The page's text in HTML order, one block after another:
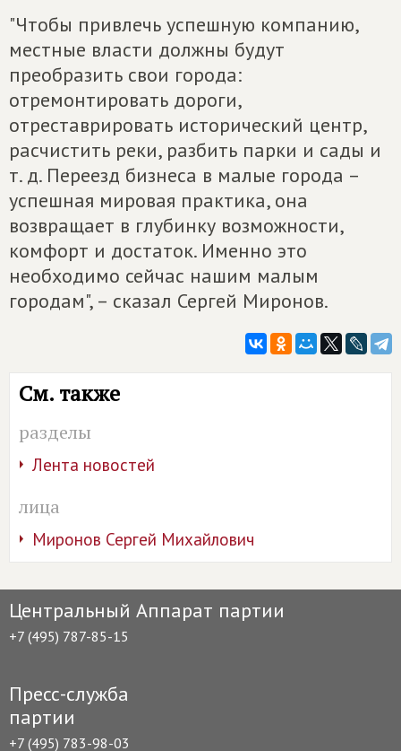
"Чтобы привлечь успешную компанию,
местные власти должны будут
преобразить свои города:
отремонтировать дороги,
отреставрировать исторический центр,
расчистить реки, разбить парки и сады и
т. д. Переезд бизнеса в малые города –
успешная мировая практика, она
возвращает в глубинку возможности,
комфорт и достаток. Именно это
необходимо сейчас нашим малым
городам", – сказал Сергей Миронов.
См. также
разделы
Лента новостей
лица
Миронов Сергей Михайлович
Центральный Аппарат партии
+7 (495) 787-85-15
Пресс-служба
партии
+7 (495) 783-98-03